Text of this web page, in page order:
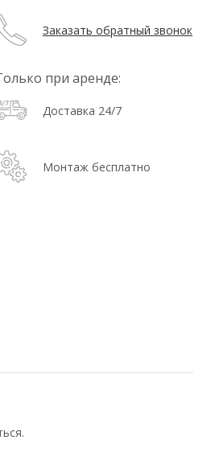
Заказать обратный звонок
при аренде:
Доставка 24/7
Монтаж бесплатно